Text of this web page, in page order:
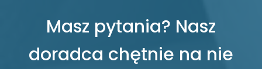
Masz pytania? Nasz
doradca chętnie na nie